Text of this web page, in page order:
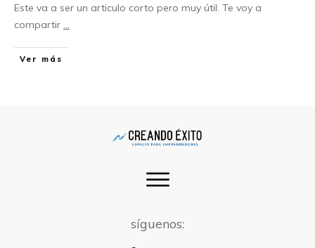
Este va a ser un articulo corto pero muy útil. Te voy a
compartir ...
Ver más
síguenos: